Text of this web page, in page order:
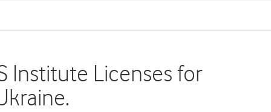
Institute Licenses for